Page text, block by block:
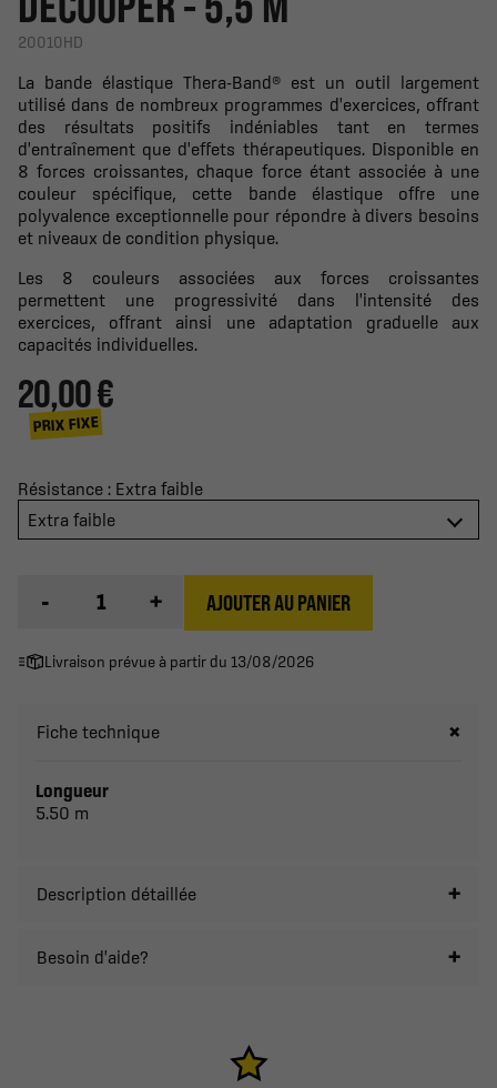
20010HD
La bande élastique Thera-Band® est un outil largement
utilisé dans de nombreux programmes d'exercices, offrant
des résultats positifs indéniables tant en termes
d'entraînement que d'effets thérapeutiques. Disponible en
8 forces croissantes, chaque force étant associée à une
couleur spécifique, cette bande élastique offre une
polyvalence exceptionnelle pour répondre à divers besoins
et niveaux de condition physique.
Les 8 couleurs associées aux forces croissantes
permettent une progressivité dans l'intensité des
exercices, offrant ainsi une adaptation graduelle aux
capacités individuelles.
20,00 €
PRIX FIXE
Résistance : Extra faible
Extra faible
- + AJOUTER AU PANIER
Livraison prévue à partir du 13/08/2026
Fiche technique
Longueur
5.50 m
Description détaillée
Besoin d'aide?